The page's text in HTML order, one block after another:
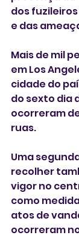
dos
e das
Mais de mil
em Los
cidade do
do sexto dia
ocorreram
ruas.
Uma
recolher
vigor no
como
atos de
ocorreram